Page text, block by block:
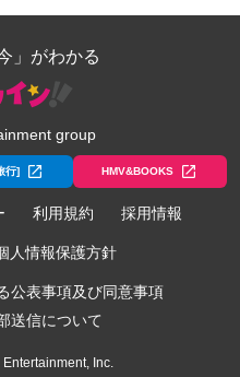
」がわかる
group
行] HMV&BOOKS
利用規約 採用情報
人情報保護方針
公表事項及び同意事項
送信について
Inc.